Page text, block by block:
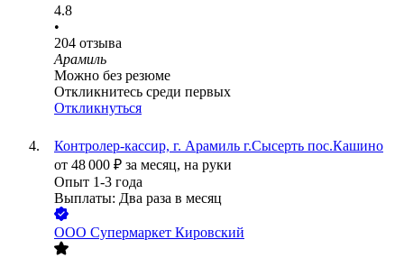
4.8
•
204 отзыва
Арамиль
Можно без резюме
Откликнитесь среди первых
Откликнуться
Контролер-кассир, г. Арамиль г.Сысерть пос.Кашино
от 48 000 ₽ за месяц, на руки
Опыт 1-3 года
Выплаты: Два раза в месяц
ООО Супермаркет Кировский